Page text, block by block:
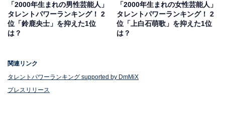
どで主演を務め、持ち前の演技力を発揮。現在放送中の
日曜劇場『海に眠るダイヤモンド』（TBS系）では、長
崎県・端島の食堂で働くヒロイン・朝子役を演じ、視聴
「2000年生まれの男性芸能人」
タレントパワーランキング！ 2
位「鈴鹿央士」を抑えた1位
は？
「2000年生まれの女性芸能人」
タレントパワーランキング！ 2
位「上白石萌歌」を抑えた1位
は？
関連リンク
タレントパワーランキング supported by DmMiX
プレスリリース